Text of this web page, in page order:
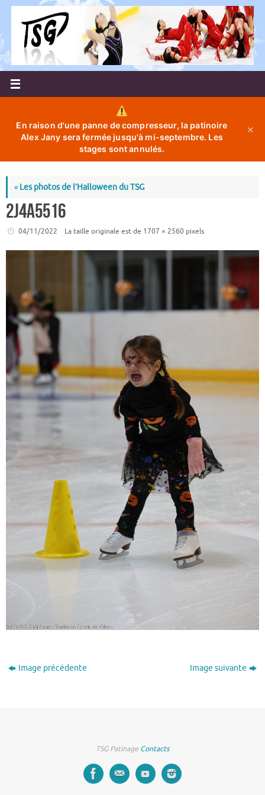
Passer
contenu
En raison d'une panne de compresseur, la patinoire
Alex Jany sera fermée jusqu'à mi-septembre. Les
stages sont annulés.
✕
«Les photos de l’Halloween du TSG
2J4A5516
04/11/2022 La taille originale est de 1707 × 2560 pixels
Image précédente Image suivante
TSG Patinage Contacts